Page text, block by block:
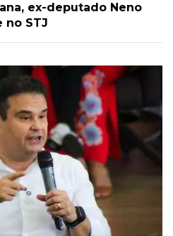
ex-deputado Neno
no STJ